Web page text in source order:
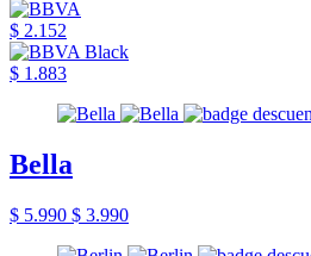
$ 2.152
$ 1.883
Bella
$ 5.990 $ 3.990